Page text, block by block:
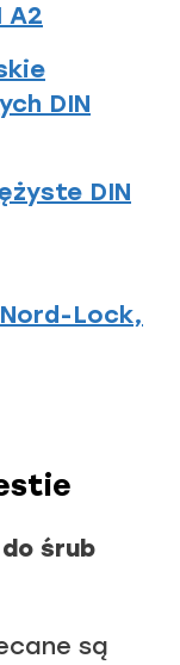
A2
DIN
DIN
Lock,
śrub
są